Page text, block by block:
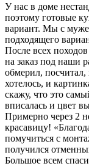
У нас в доме
поэтому готовые
вариант. Мы с
подходящего
После всех
на заказ под наши
обмерил,
хотелось, и
скажу, что это
вписалась и цвет
Примерно через 2
красавицу!
помучиться с
получился
Большое всем